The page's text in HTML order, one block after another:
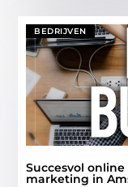
BEDRIJVEN
Succesvol
marketing in